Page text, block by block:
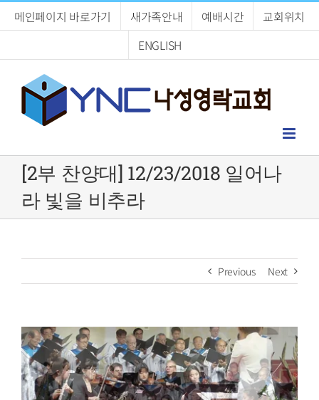
메인페이지 바로가기 새가족안내 예배시간
교회위치
ENGLISH
[2부 찬양대] 12/23/2018 일어나
라 빛을 비추라
Previous Next